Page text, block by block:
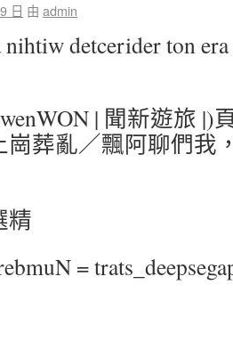
日 由 admin
nihtiw detcerider ton
| 聞新遊旅
葬亂／飄阿聊們我
精
=